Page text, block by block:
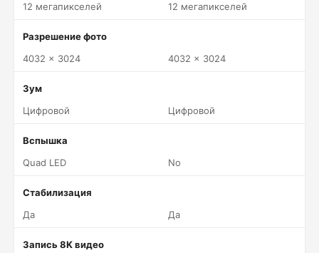
12 мегапикселей
12 мегапикселей
Разрешение фото
4032 x 3024
4032 x 3024
Зум
Цифровой
Цифровой
Вспышка
Quad LED
No
Стабилизация
Да
Да
Запись 8K видео